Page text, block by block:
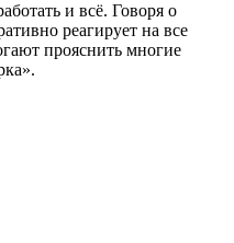
и всё. Говоря о
реагирует на все
прояснить многие